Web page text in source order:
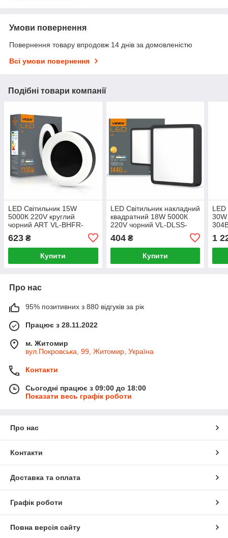
Умови повернення
Повернення товару впродовж 14 днів за домовленістю
Всі умови повернення
Подібні товари компанії
LED Світильник 15W
5000К 220V круглий
чорний ART VL-BHFR-
623 ₴
Купити
LED Світильник накладний
квадратний 18W 5000К
220V чорний VL-DLSS-
404₴
Купити
LED
1
Про нас
95% позитивних з 880 відгуків за рік
Працює з 28.11.2022
м. Житомир
вул.Покровська, 99, Житомир, Україна
Контакти
Сьогодні працює з 09:00 до 18:00
Показати весь графік роботи
Про нас
Контакти
Доставка та оплата
Графік роботи
Повна версія сайту